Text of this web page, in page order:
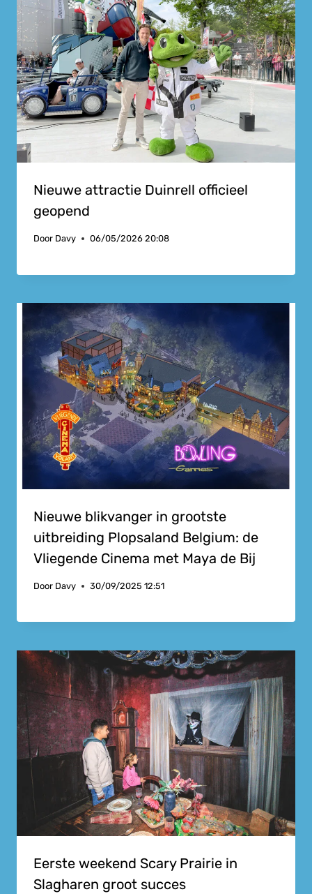
Nieuwe attractie Duinrell officieel
geopend
Door Davy 06/05/2026 20:08
Nieuwe blikvanger in grootste
uitbreiding Plopsaland Belgium: de
Vliegende Cinema met Maya de Bij
Door Davy 30/09/2025 12:51
Eerste weekend Scary Prairie in
Slagharen groot succes